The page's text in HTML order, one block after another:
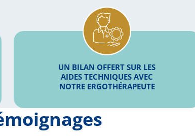
UN BILAN OFFERT SUR LES
AIDES TECHNIQUES AVEC
NOTRE ERGOTHÉRAPEUTE